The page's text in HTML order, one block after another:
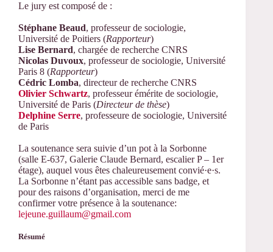
Le jury est composé de :
Stéphane Beaud, professeur de sociologie,
Université de Poitiers (Rapporteur)
Lise Bernard, chargée de recherche CNRS
Nicolas Duvoux, professeur de sociologie, Université
Paris 8 (Rapporteur)
Cédric Lomba, directeur de recherche CNRS
Olivier Schwartz, professeur émérite de sociologie,
Université de Paris (Directeur de thèse)
Delphine Serre, professeure de sociologie, Université
de Paris
La soutenance sera suivie d’un pot à la Sorbonne
(salle E-637, Galerie Claude Bernard, escalier P – 1er
étage), auquel vous êtes chaleureusement convié·e·s.
La Sorbonne n’étant pas accessible sans badge, et
pour des raisons d’organisation, merci de me
confirmer votre présence à la soutenance:
lejeune.guillaum@gmail.com
Résumé